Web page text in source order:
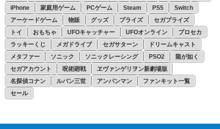
1月
2月
1月
iPhone
家庭用ゲーム PCゲーム Steam PS5
Switch
アーケードゲーム
物販 グッズ プライズ
セガプライズ
トイ
おもちゃ UFOキャッチャー UFOオンライン
プロセカ
ラッキーくじ
メガドライブ セガサターン
ドリームキャスト
メタファー
ソニック ソニックレーシング PSO2
龍が如く
セガアカウント
呪術廻戦
ヱヴァンゲリヲン新劇場版
名探偵コナン
ルパン三世 アンパンマン
ファンキット一覧
セール